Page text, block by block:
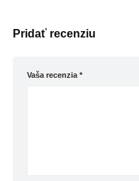
Pridať recenziu
Vaša recenzia*